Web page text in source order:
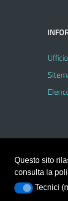
Questo sito
consulta la
TecniciTecnici